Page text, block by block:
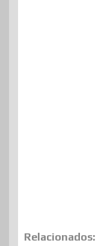
Relacionados: